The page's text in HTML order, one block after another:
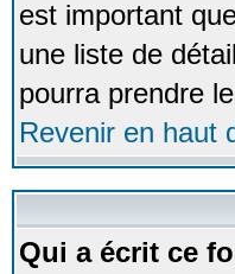
est important
une liste de
pourra prendre
Revenir en haut
Qui a écrit ce